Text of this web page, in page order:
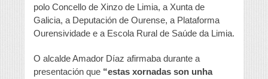
polo Concello de Xinzo de Limia, a Xunta de
Galicia, a Deputación de Ourense, a Plataforma
Ourensividade e a Escola Rural de Saúde da Limia.
O alcalde Amador Díaz afirmaba durante a
presentación que “estas xornadas son unha